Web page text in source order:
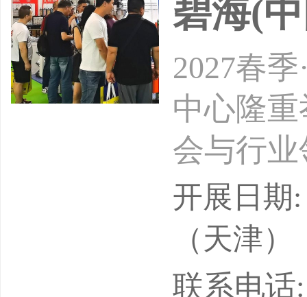
碧海(
2027春
中心隆
会与行
机。让
开展日期
（天津）
联系电话